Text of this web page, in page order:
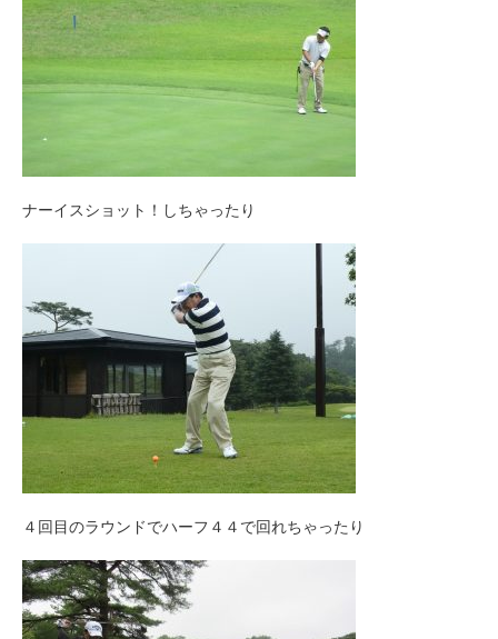
ナーイスショット！しちゃったり
４回目のラウンドでハーフ４４で回れちゃったり